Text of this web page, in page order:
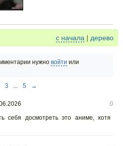
с начала | дерево
нужно войти или
3 ... 5 →
0
себя досмотреть это аниме, хотя